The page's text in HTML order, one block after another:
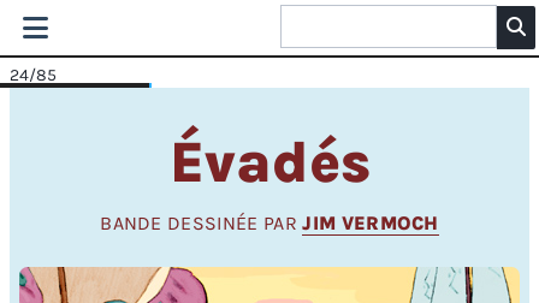
24/85
Évadés
BANDE DESSINÉE PARJIM VERMOCH